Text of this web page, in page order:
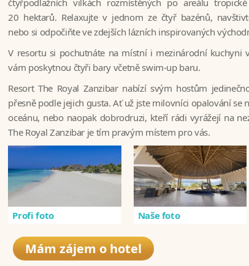
čtyřpodlažních vilkách rozmístěných po areálu
20 hektarů. Relaxujte v jednom ze čtyř bazénů,
nebo si odpočiňte ve zdejších lázních inspirovaných
V resortu si pochutnáte na místní i mezinárodní kuchyni
vám poskytnou čtyři bary včetně swim-up baru.
Resort The Royal Zanzibar nabízí svým hostům
přesně podle jejich gusta. Ať už jste milovníci opalování se
oceánu, nebo naopak dobrodruzi, kteří rádi vyrážejí na
The Royal Zanzibar je tím pravým místem pro vás.
Profi foto Naše foto
Mám zájem o hotel